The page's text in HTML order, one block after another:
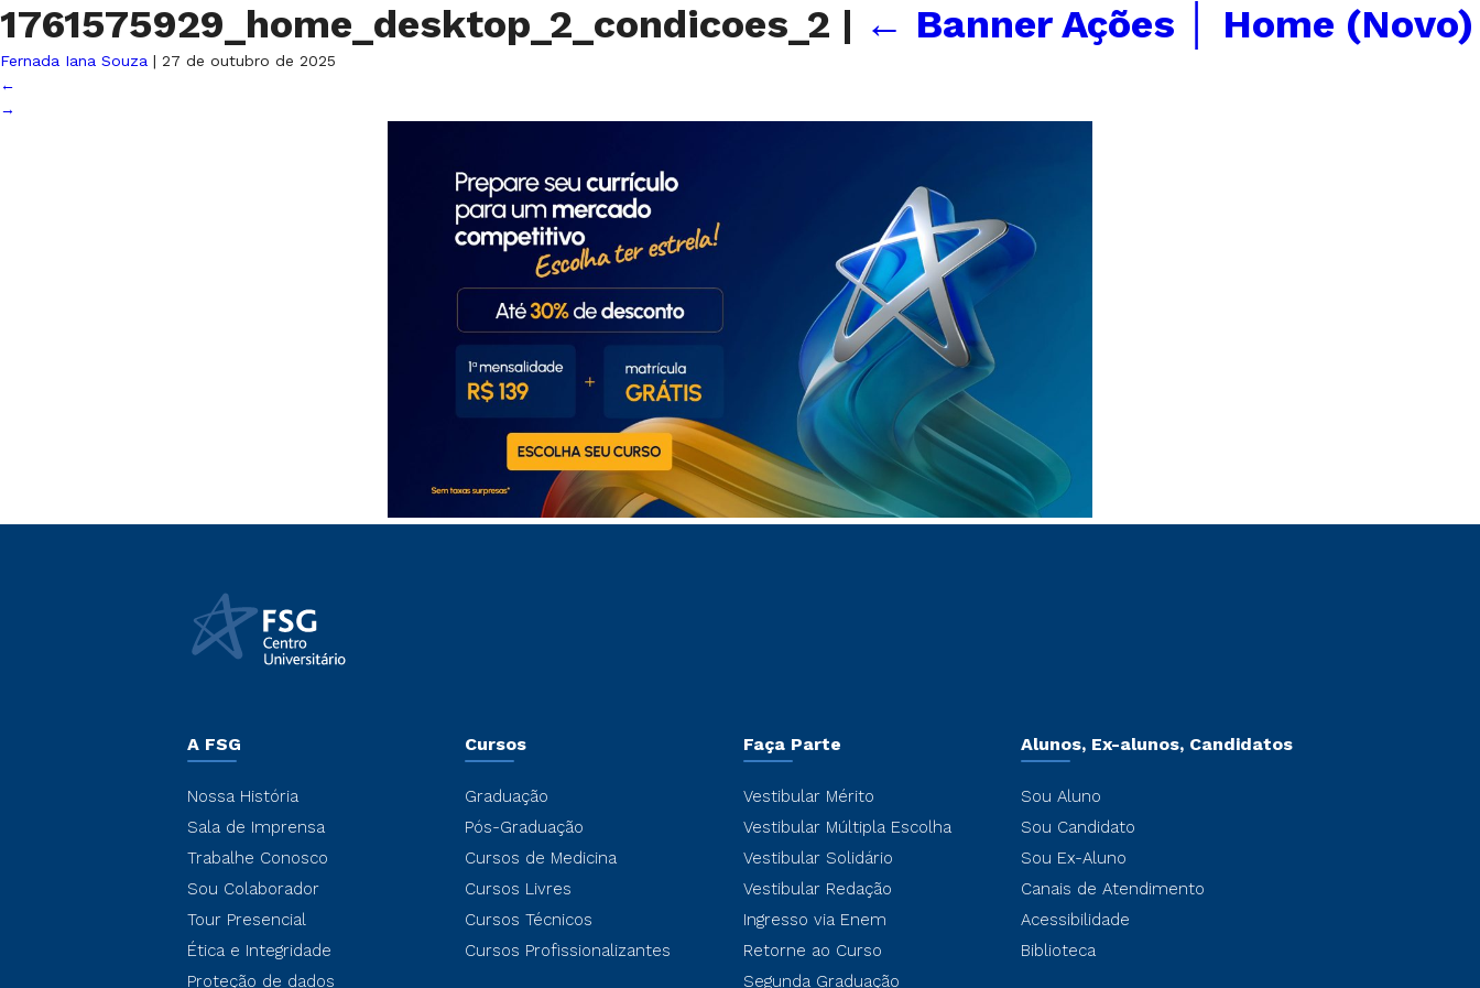
1761575929_home_desktop_2_condicoes_2 | ← Banner Ações │ Home (Novo)
Fernada Iana Souza | 27 de outubro de 2025
←
→
A FSG
Nossa História
Sala de Imprensa
Trabalhe Conosco
Sou Colaborador
Tour Presencial
Ética e Integridade
Proteção de dados
Cursos
Graduação
Pós-Graduação
Cursos de Medicina
Cursos Livres
Cursos Técnicos
Cursos Profissionalizantes
Faça Parte
Vestibular Mérito
Vestibular Múltipla Escolha
Vestibular Solidário
Vestibular Redação
Ingresso via Enem
Retorne ao Curso
Segunda Graduação
Alunos, Ex-alunos, Candidatos
Sou Aluno
Sou Candidato
Sou Ex-Aluno
Canais de Atendimento
Acessibilidade
Biblioteca